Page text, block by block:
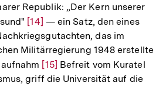
Republik: „Der Kern unserer
Zur
Auflösung
der
Fußnote
[14] — ein Satz, den eines
das im
Militärregierung 1948 erstellte
Zur
Auflösung
[15] Befreit vom Kuratel
griff die Universität auf die